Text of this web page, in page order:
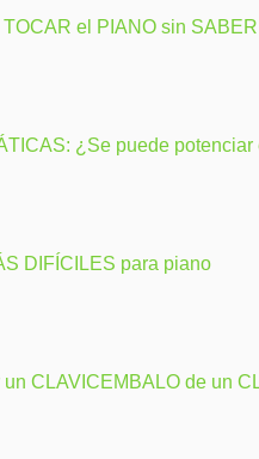
el PIANO sin SABER
¿Se puede
DIFÍCILES para piano
CLAVICEMBALO de un